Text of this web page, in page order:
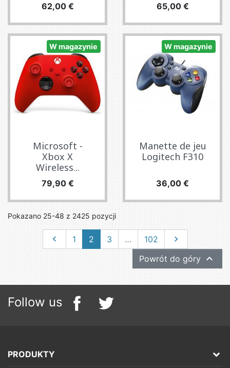
Cena
62,00 € Cena
65,00 €
W magazynie
Microsoft -
Xbox X
Wireless...
Cena
79,90 €
W magazynie
Manette de jeu
Logitech F310
Cena
36,00 €
Pokazano 25-48 z 2425 pozycji
Poprzedni
 1 2 3 … 102 Następny

Powrót do góry 
Follow us
PRODUKTY